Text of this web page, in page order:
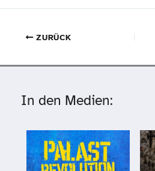
ZURÜCK
In den Medien: